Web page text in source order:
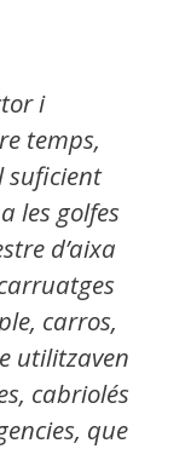
i
temps,
suficient
les golfes
d’aixa
carros,
utilitzaven
cabriolés
que